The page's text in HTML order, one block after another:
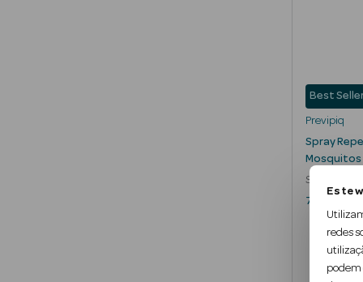
Este
redes
podem
Best
Previpiq
Spray
Mosquitos
Spray
75 ml